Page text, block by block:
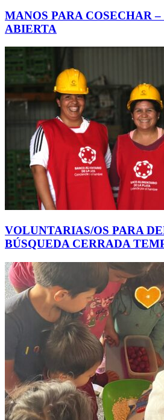
MANOS PARA COSECHAR
ABIERTA
VOLUNTARIAS/OS PARA
BÚSQUEDA CERRADA